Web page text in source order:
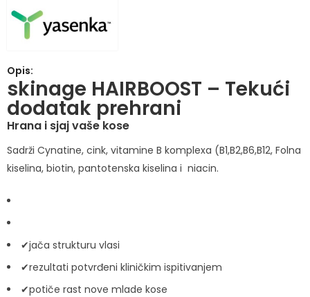
Opis:
skinage HAIRBOOST – Tekući
dodatak prehrani
Hrana i sjaj vaše kose
Sadrži Cynatine, cink, vitamine B komplexa (B1,B2,B6,B12, Folna
kiselina, biotin, pantotenska kiselina i niacin.
✔jača strukturu vlasi
✔rezultati potvrđeni kliničkim ispitivanjem
✔potiče rast nove mlade kose